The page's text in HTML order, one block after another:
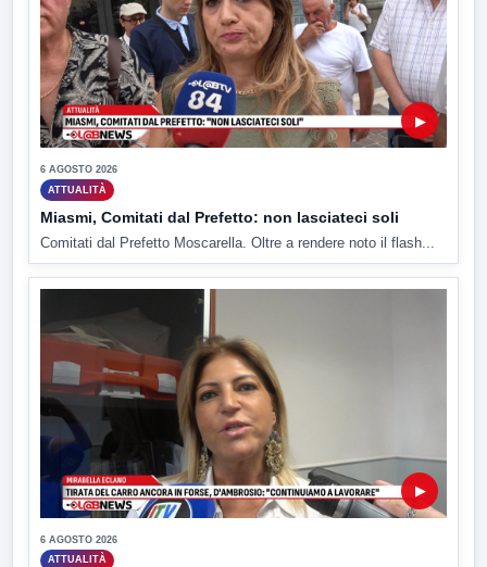
▶
6 AGOSTO 2026
ATTUALITÀ
Miasmi, Comitati dal Prefetto: non lasciateci soli
Comitati dal Prefetto Moscarella. Oltre a rendere noto il flash...
▶
6 AGOSTO 2026
ATTUALITÀ